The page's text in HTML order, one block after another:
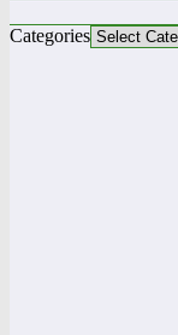
Categories